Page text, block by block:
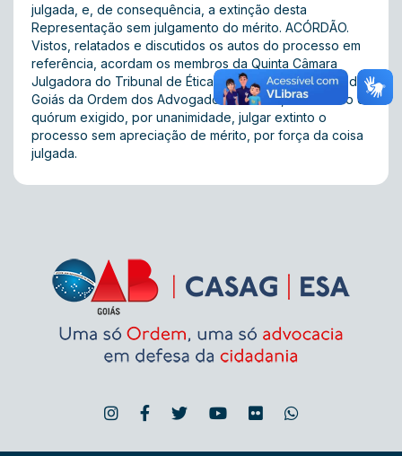
julgada, e, de consequência, a extinção desta
Representação sem julgamento do mérito. ACÓRDÃO.
Vistos, relatados e discutidos os autos do processo em
referência, acordam os membros da Quinta Câmara
Julgadora do Tribunal de Ética e Disciplina da Seção de
Goiás da Ordem dos Advogados do Brasil, observado o
quórum exigido, por unanimidade, julgar extinto o
processo sem apreciação de mérito, por força da coisa
julgada.